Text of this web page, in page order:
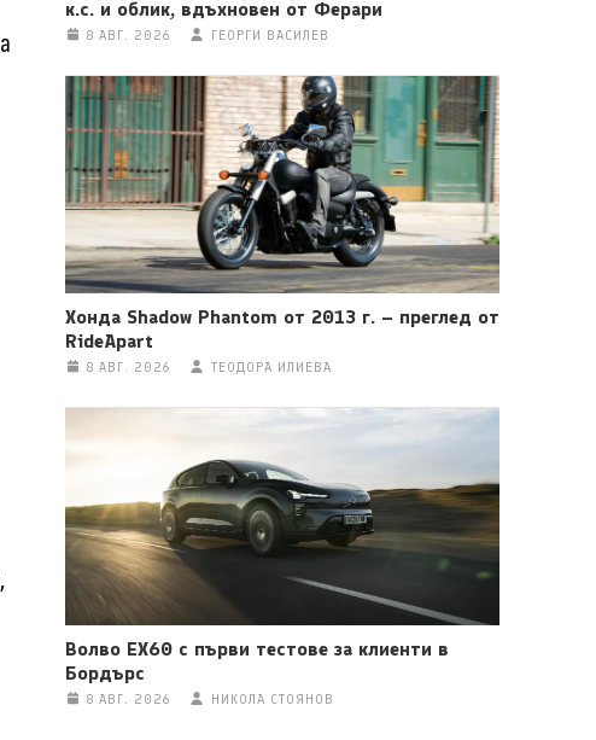
к.с. и облик, вдъхновен от Ферари
8 АВГ. 2026 ГЕОРГИ ВАСИЛЕВ
Хонда Shadow Phantom от 2013 г. – преглед от
RideApart
8 АВГ. 2026 ТЕОДОРА ИЛИЕВА
Волво EX60 с първи тестове за клиенти в
Бордърс
8 АВГ. 2026 НИКОЛА СТОЯНОВ